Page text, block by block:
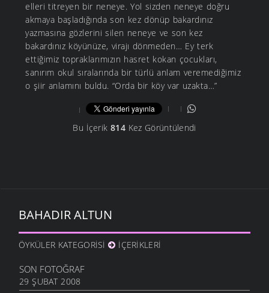
elleri titreyen bir neneye. Yol sizden neneye doğru
akmaya başladığında son kez dönüp bakardınız
yazmasına gözlerini silen neneye ve son kez
bakardınız köyünüze, virajı dönmeden… Ey terk
ettiğimiz topraklarımızın hasret kokan çocukları,
sanırım okul sıralarında bir türlü anlam veremediğimiz
o şiir anlamını buldu. “Orda bir köy var uzakta…”
Bu İçerik 814Kez Görüntülendi
BAHADIR ALTUN
ÖYKÜLER KATEGORISI İÇERIKLERI
SON FOTOĞRAF
29 ŞUBAT 2008